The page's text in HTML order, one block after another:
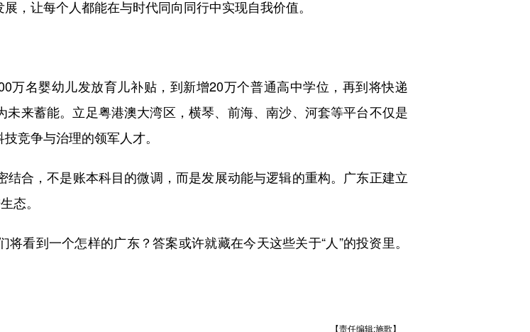
让每个人都能在与时代同向同行中实现自我价值。
名婴幼儿发放育儿补贴，到新增20万个普通高中学位，再到将快递
来蓄能。立足粤港澳大湾区，横琴、前海、南沙、河套等平台不仅是
竞争与治理的领军人才。
合，不是账本科目的微调，而是发展动能与逻辑的重构。广东正建立
态。
到一个怎样的广东？答案或许就藏在今天这些关于“人”的投资里。
【责任编辑:施歌】